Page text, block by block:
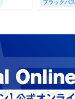
ブラックバス